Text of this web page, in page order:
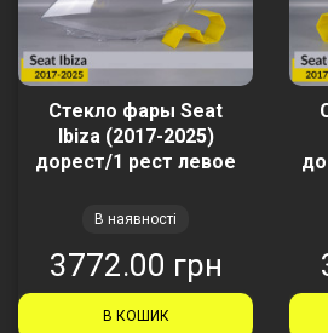
Стекло фары Seat
Ibiza (2017-2025)
дорест/1 рест левое
В наявності
3772.00 грн
В КОШИК